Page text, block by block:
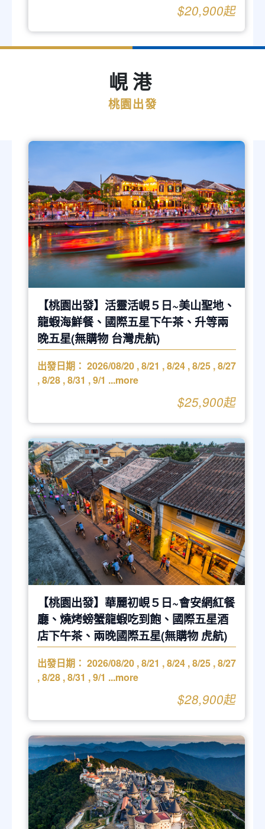
$20,900起
峴港
桃園出發
【桃園出發】活靈活峴５日~美山聖地、
龍蝦海鮮餐、國際五星下午茶、升等兩
晚五星(無購物 台灣虎航)
出發日期：2026/08/20 ,8/21 ,8/24 ,8/25 ,8/27
,8/28 ,8/31 ,9/1 ...more
$25,900起
【桃園出發】華麗初峴５日~會安網紅餐
廳、燒烤螃蟹龍蝦吃到飽、國際五星酒
店下午茶、兩晚國際五星(無購物 虎航)
出發日期：2026/08/20 ,8/21 ,8/24 ,8/25 ,8/27
,8/28 ,8/31 ,9/1 ...more
$28,900起